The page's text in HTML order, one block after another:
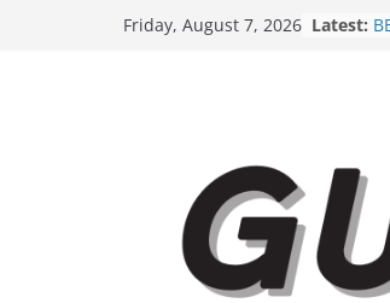
Friday, August 7, 2026 Latest:
ทั
ไ